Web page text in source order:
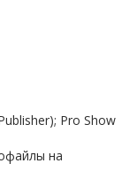
Pro Show
на